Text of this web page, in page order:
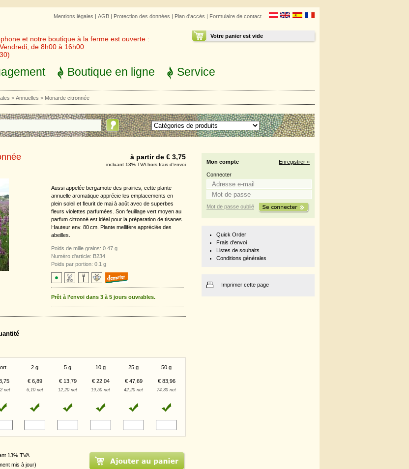
Mentions légales | AGB | Protection des données | Plan d'accès | Formulaire de contact
Votre panier est vide
et notre boutique à la ferme est ouverte :
de 8h00 à 16h00
Boutique en ligne Service
> Annuelles > Monarde citronnée
à partir de € 3,75
incluant 13% TVA hors frais d'envoi
Aussi appelée bergamote des prairies, cette plante
annuelle aromatique apprécie les emplacements en
plein soleil et fleurit de mai à août avec de superbes
fleurs violettes parfumées. Son feuillage vert moyen au
parfum citronné est idéal pour la préparation de tisanes.
Hauteur env. 80 cm. Plante mellifère appréciée des
abeilles.
Poids de mille grains: 0.47 g
Numéro d'article: B234
Poids par portion: 0.1 g
Prêt à l’envoi dans 3 à 5 jours ouvrables.
2 g 5 g 10 g 25 g 50 g
€ 6,89 € 13,79 € 22,04 € 47,69 € 83,96
net 6,10 net 12,20 net 19,50 net 42,20 net 74,30 net
13% TVA
mis à jour)
Mon compte Enregistrer »
Connecter
Mot de passe oublié
Quick Order
Frais d'envoi
Listes de souhaits
Conditions générales
Imprimer cette page